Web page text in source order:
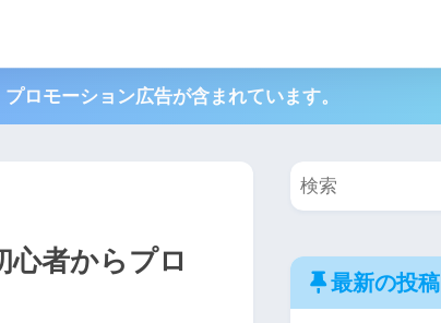
ロモーション広告が含まれています。
心者からプロ
最新の投稿